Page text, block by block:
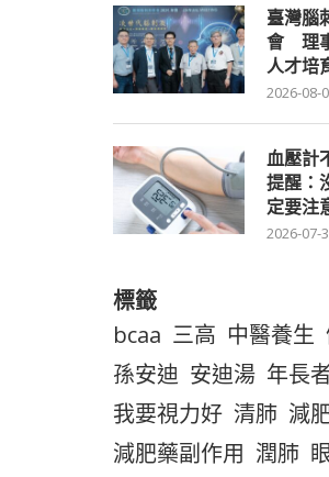
臺灣腦
會 理
人才培
2026-08-
血壓計
提醒：
定要注
2026-07-
標籤
bcaa 三高 中醫養生
孫安迪 安迪湯 年長
我要視力好 清肺 減
減肥藥副作用 潤肺